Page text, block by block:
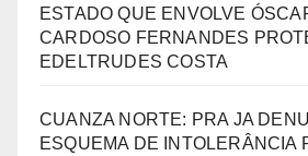
ESTADO QUE ENVOLVE
CARDOSO FERNANDES
EDELTRUDES COSTA
CUANZA NORTE: PRA JA
ESQUEMA DE INTOLERÂNCIA